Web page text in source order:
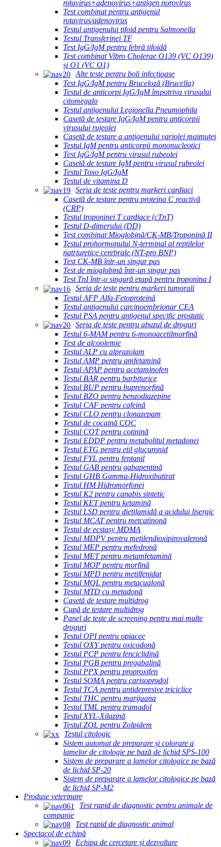
rotavirus+adenovirus+antigen norovirus
Test combinat pentru antigenul
rotavirus/adenovirus
Testul antigenului tifoid pentru Salmonella
Testul Transferinei TF
Test IgG/IgM pentru febră tifoidă
Test combinat Vibro Cholerae O139 (VC O139)
și O1 (VC O1)
Alte teste pentru boli infecțioase
Test IgG/IgM pentru Bruceloză (Brucella)
Testul de anticorpi IgG/IgM împotriva virusului
citomegalo
Testul antigenului Legionella Pneumophila
Casetă de testare IgG/IgM pentru anticorpii
virusului rujeolei
Casetă de testare a antigenului variolei maimuței
Testul IgM pentru anticorpii mononucleotici
Test IgG/IgM pentru virusul rubeolei
Casetă de testare IgM pentru virusul rubeolei
Testul Toxo IgG/IgM
Testul de vitamina D
Seria de teste pentru markeri cardiaci
Casetă de testare pentru proteina C reactivă
(CRP)
Testul troponinei T cardiace (cTnT)
Testul D-dimerului (DD)
Test combinat Mioglobină/CK-MB/Troponină II
Testul prohormonului N-terminal al reptilelor
natriuretice cerebrale (NT-pro BNP)
Test CK-MB într-un singur pas
Test de mioglobină într-un singur pas
Test TnI într-o singură etapă pentru troponina I
Seria de teste pentru markeri tumorali
Testul AFP Alfa-Fetoproteină
Testul antigenului carcinoembrionar CEA
Testul PSA pentru antigenul specific prostatic
Seria de teste pentru abuzul de droguri
Testul 6-MAM pentru 6-monoacetilmorfină
Test de alcoolemie
Testul ALP cu alprazolam
Testul AMP pentru amfetamină
Testul APAP pentru acetaminofen
Testul BAR pentru barbiturice
Testul BUP pentru buprenorfină
Testul BZO pentru benzodiazepine
Testul CAF pentru cafeină
Testul CLO pentru clonazepam
Testul de cocaină COC
Testul COT pentru cotinină
Testul EDDP pentru metabolitul metadonei
Testul ETG pentru etil glucuronid
Testul FYL pentru fentanil
Testul GAB pentru gabapentină
Testul GHB Gamma-Hidroxibutirat
Testul HM Hidromorfonei
Testul K2 pentru canabis sintetic
Testul KET pentru ketamină
Testul LSD pentru dietilamidă a acidului lisergic
Testul MCAT pentru metcatinonă
Testul de ecstasy MDMA
Testul MDPV pentru metilendioxipirovaleronă
Testul MEP pentru mefedronă
Testul MET pentru metamfetamină
Testul MOP pentru morfină
Testul MPD pentru metilfenidat
Testul MQL pentru metacualonă
Testul MTD cu metadonă
Casetă de testare multidrog
Cupă de testare multidrog
Panel de teste de screening pentru mai multe
droguri
Testul OPI pentru opiacee
Testul OXY pentru oxicodonă
Testul PCP pentru fenciclidină
Testul PGB pentru pregabalină
Testul PPX pentru proproxifen
Testul SOMA pentru carisoprodol
Testul TCA pentru antidepresive triciclice
Testul THC pentru marijuana
Testul TML pentru tramadol
Testul XYL-Xilazină
Testul ZOL pentru Zolpidem
Testul citologic
Sistem automat de preparare și colorare a
lamelor de citologie pe bază de lichid SPS-100
Sistem de preparare a lamelor citologice pe bază
de lichid SP-20
Sistem de preparare a lamelor citologice pe bază
de lichid SP-M2
Produse veterinare
Test rapid de diagnostic pentru animale de
companie
Test rapid de diagnostic animal
Spectacol de echipă
Echipa de cercetare și dezvoltare